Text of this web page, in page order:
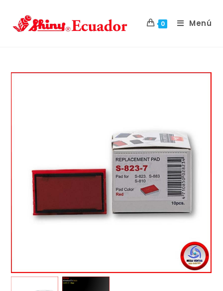
0 Menú